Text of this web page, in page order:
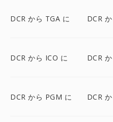
DCR から TGA に DCR
DCR から ICO に DCR
DCR から PGM に DCR